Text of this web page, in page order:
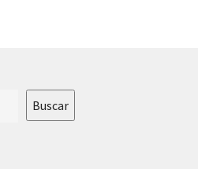
Buscar